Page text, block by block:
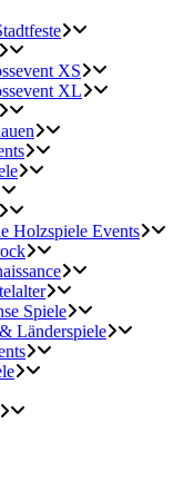
XS
XL
Holzspiele Events
Spiele
Länderspiele